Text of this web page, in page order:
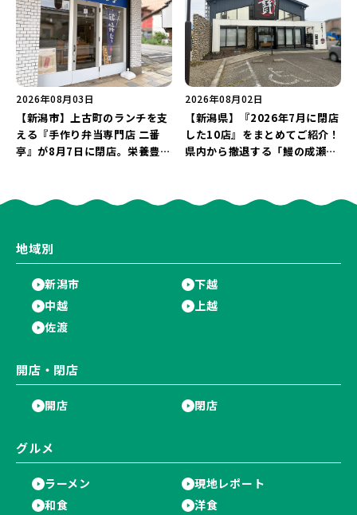
2026年08月03日
【新潟市】上古町のランチを支
える『手作り弁当専門店 二番
亭』が8月7日に閉店。栄養豊富
2026年08月02日
【新潟県】『2026年7月に閉店
した10店』をまとめてご紹介！
県内から撤退する「鰻の成瀬」
地域別
新潟市
下越
中越
上越
佐渡
開店・閉店
開店 閉店
グルメ
ラーメン
現地レポート
和食
洋食